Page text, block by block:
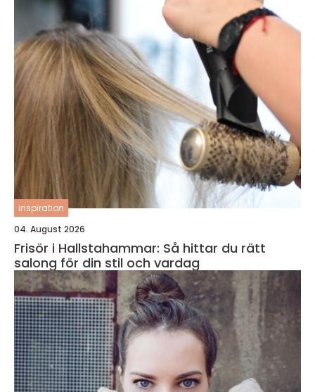
inspiration
04. August 2026
Frisör i Hallstahammar: Så hittar du rätt
salong för din stil och vardag